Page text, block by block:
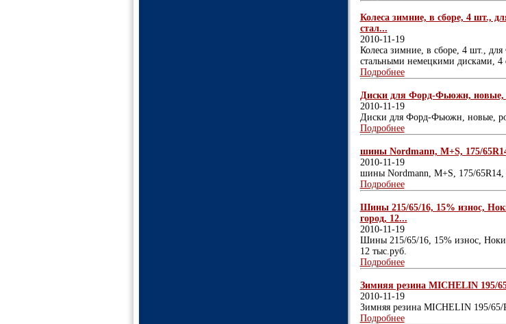
Колеса зимние, в сборе, 4 шт.,
стал...
2010-11-19
Колеса зимние, в сборе, 4 шт.,
стальными немецкими дисками,
Подробнее
Диски для Форд-Фьюжн, новые,
2010-11-19
Диски для Форд-Фьюжн, новые,
Подробнее
шины Nordmann, M+S, 175/
2010-11-19
шины Nordmann, M+S, 175/
Подробнее
Шины 215/65/16, 15% износ,
город, 12...
2010-11-19
Шины 215/65/16, 15% износ,
12 тыс.руб.
Подробнее
Зимняя резина MICHELIN 195/
2010-11-19
Зимняя резина MICHELIN 195/65/
Подробнее